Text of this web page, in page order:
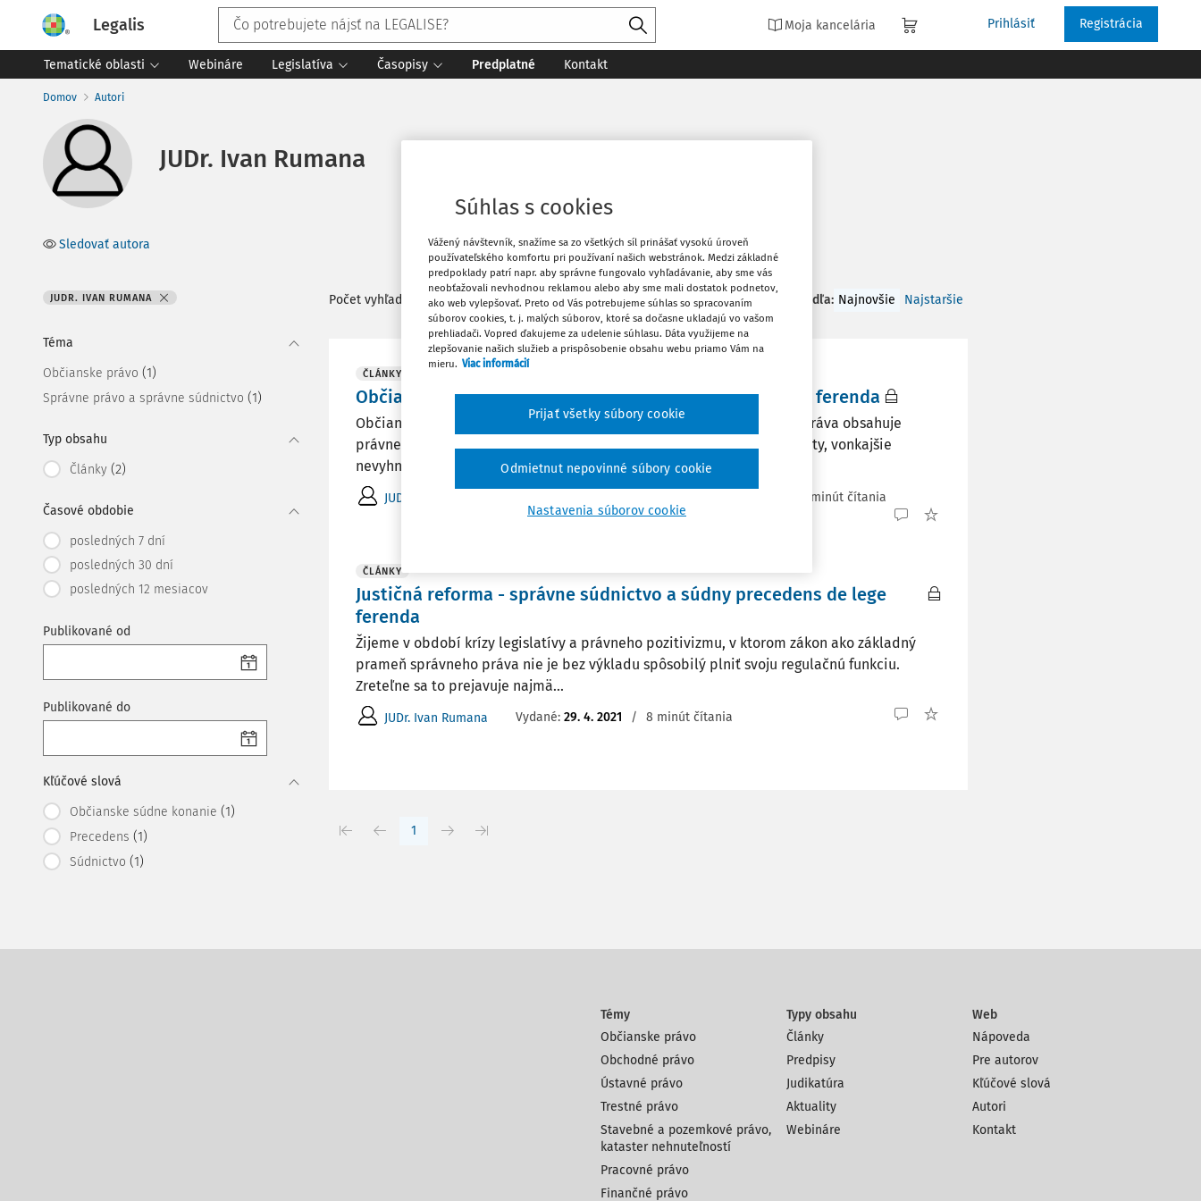
Legalis Moja kancelária Prihlásiť Registrácia
Tematické oblasti Webináre Legislatíva Časopisy Predplatné Kontakt
Domov Autori
JUDr. Ivan Rumana
Sledovať autora
JUDR. IVAN RUMANA
Téma
Občianske právo (1)
Správne právo a správne súdnictvo (1)
Typ obsahu
Články (2)
Časové obdobie
posledných 7 dní
posledných 30 dní
posledných 12 mesiacov
Publikované od
Publikované do
Kľúčové slová
Občianske súdne konanie (1)
Precedens (1)
Súdnictvo (1)
Počet vyhľadaných dokumentov:2 Zoradiť podľa: Najnovšie Najstaršie
ČLÁNKY
Občianskoprávne súdnictvo a súdny precedens de lege ferenda
Občiansky zákonník(ďalej aj "OZ") ako základný prameň súkromného práva obsahuje
právne medzery, ktoré treba legislatívne odstrániť. Ide o tzv. externality, vonkajšie
nevyhnutné súvislosti aplikácie zákona, ktoré sa prejavujú až v...
JUDr. Ivan Rumana 5 minút čítania
ČLÁNKY
Justičná reforma - správne súdnictvo a súdny precedens de lege
ferenda
Žijeme v období krízy legislatívy a právneho pozitivizmu, v ktorom zákon ako základný
prameň správneho práva nie je bez výkladu spôsobilý plniť svoju regulačnú funkciu.
Zreteľne sa to prejavuje najmä...
JUDr. Ivan Rumana Vydané: 29. 4. 2021 / 8 minút čítania
1
Témy
Občianske právo
Obchodné právo
Ústavné právo
Trestné právo
Stavebné a pozemkové právo,
kataster nehnuteľností
Pracovné právo
Finančné právo
Typy obsahu
Články
Predpisy
Judikatúra
Aktuality
Webináre
Web
Nápoveda
Pre autorov
Kľúčové slová
Autori
Kontakt
Súhlas s cookies
Vážený návštevník, snažíme sa zo všetkých síl prinášať vysokú úroveň
používateľského komfortu pri používaní našich webstránok. Medzi základné
predpoklady patrí napr. aby správne fungovalo vyhľadávanie, aby sme vás
neobťažovali nevhodnou reklamou alebo aby sme mali dostatok podnetov,
ako web vylepšovať. Preto od Vás potrebujeme súhlas so spracovaním
súborov cookies, t. j. malých súborov, ktoré sa dočasne ukladajú vo vašom
prehliadači. Vopred ďakujeme za udelenie súhlasu. Dáta využijeme na
zlepšovanie našich služieb a prispôsobenie obsahu webu priamo Vám na
mieru. Viac informácií
Nastavenia súborov cookie
Odmietnut nepovinné súbory cookie
Prijať všetky súbory cookie